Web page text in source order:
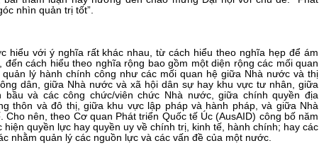
nhìn quản trị tốt”.
hiểu với ý nghĩa rất khác nhau, từ cách hiểu theo nghĩa hẹp để ám
đến cách hiểu theo nghĩa rộng bao gồm một diện rộng các mối quan
lý hành chính công như các mối quan hệ giữa Nhà nước và thị
dân, giữa Nhà nước và xã hội dân sự hay khu vực tư nhân, giữa
và các công chức/viên chức Nhà nước, giữa chính quyền địa
thôn và đô thị, giữa khu vực lập pháp và hành pháp, và giữa Nhà
Cho nên, theo Cơ quan Phát triển Quốc tế Úc (AusAID) công bố năm
hiện quyền lực hay quyền uy về chính trị, kinh tế, hành chính; hay các
nhằm quản lý các nguồn lực và các vấn đề của một nước.